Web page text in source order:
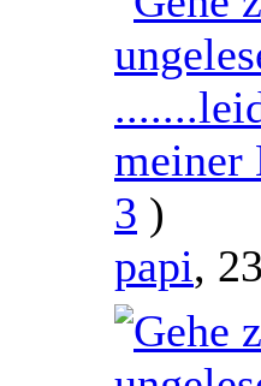
meiner
3 )
papi,